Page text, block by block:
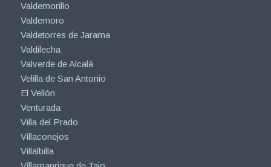
Valdemorillo
Valdemoro
Valdetorres de Jarama
Valdilecha
Valverde de Alcalá
Velilla de San Antonio
El Vellón
Venturada
Villa del Prado
Villaconejos
Villalbilla